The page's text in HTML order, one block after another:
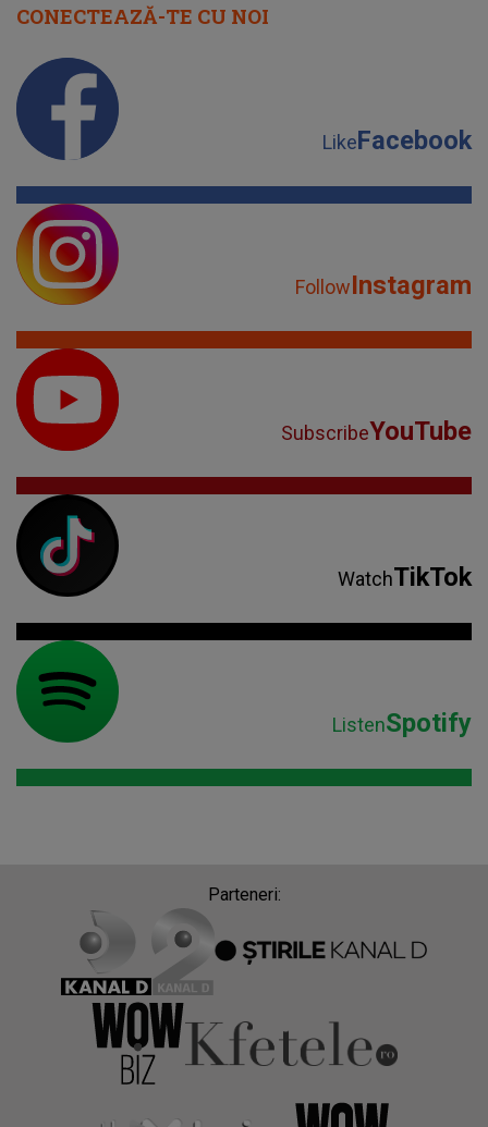
CONECTEAZĂ-TE CU NOI
LikeFacebook
FollowInstagram
SubscribeYouTube
WatchTikTok
ListenSpotify
Parteneri: